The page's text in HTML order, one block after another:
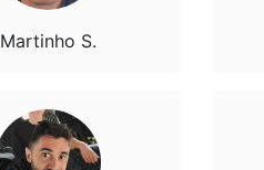
Martinho S.